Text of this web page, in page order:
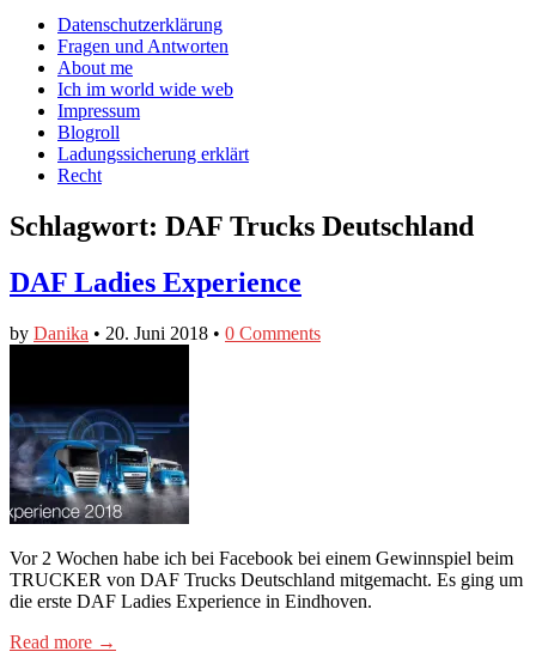
Facebook
anzeigen
Twitter
anzeigen
auf
Instagram
anzeigen
Main
menu
Skip
content
Datenschutzerklärung
Fragen und Antworten
About me
Ich im world wide web
Impressum
Blogroll
Ladungssicherung erklärt
Recht
Schlagwort: DAF Trucks Deutschland
DAF Ladies Experience
by Danika • 20. Juni 2018 • 0 Comments
Vor 2 Wochen habe ich bei Facebook bei einem Gewinnspiel beim
TRUCKER von DAF Trucks Deutschland mitgemacht. Es ging um
die erste DAF Ladies Experience in Eindhoven.
Read more →